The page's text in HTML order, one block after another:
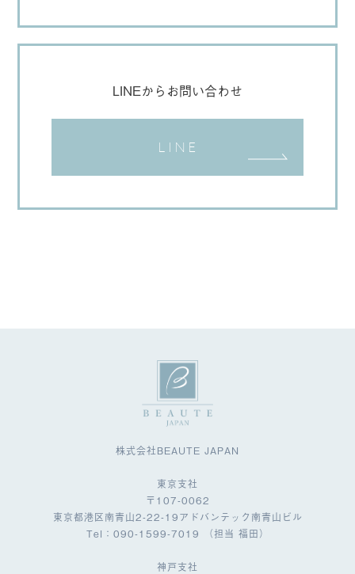
LINEからお問い合わせ
LINE
株式会社BEAUTE JAPAN
東京支社
〒107-0062
東京都港区南青山2-22-19アドバンテック南青山ビル
Tel：090-1599-7019 （担当 福田）
神戸支社